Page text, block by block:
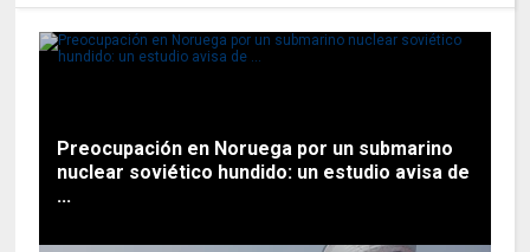
Preocupación en Noruega por un submarino
nuclear soviético hundido: un estudio avisa de
...